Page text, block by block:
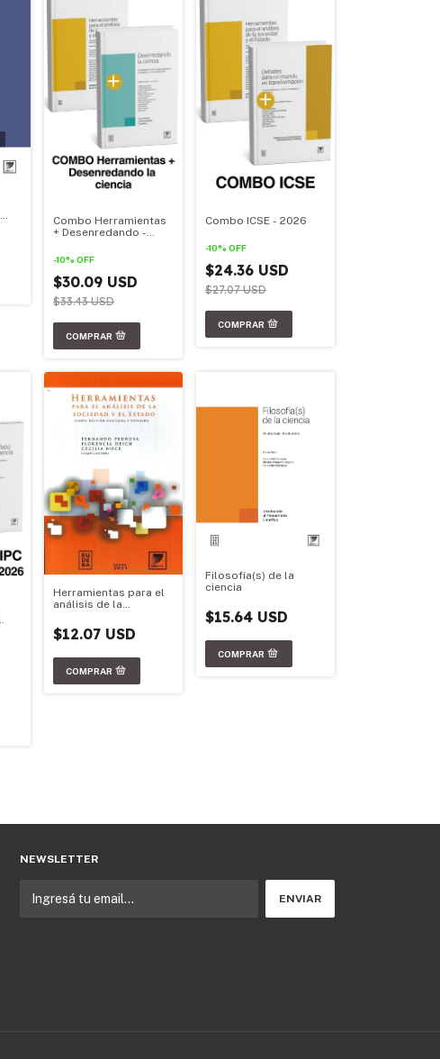
Combo Herramientas
+ Desenredando -
-10% OFF
$30.09 USD
$33.43 USD
Combo ICSE - 2026
-10% OFF
$24.36 USD
$27.07 USD
Herramientas para el
análisis de la
$12.07 USD
Filosofía(s) de la
ciencia
$15.64 USD
NEWSLETTER